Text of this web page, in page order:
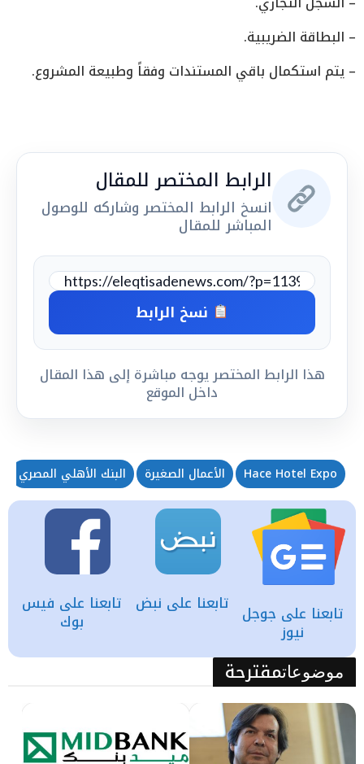
– البطاقة الضريبية.
– يتم استكمال باقي المستندات وفقاً وطبيعة المشروع.
الرابط المختصر للمقال
انسخ الرابط المختصر وشاركه للوصول
المباشر للمقال
نسخ الرابط
هذا الرابط المختصر يوجه مباشرة إلى هذا المقال
داخل الموقع
Hace Hotel Expo الأعمال الصغيرة البنك الأهلي المصري
تابعنا على فيس
بوك
تابعنا على نبض تابعنا على جوجل
نيوز
موضوعاتمقترحة